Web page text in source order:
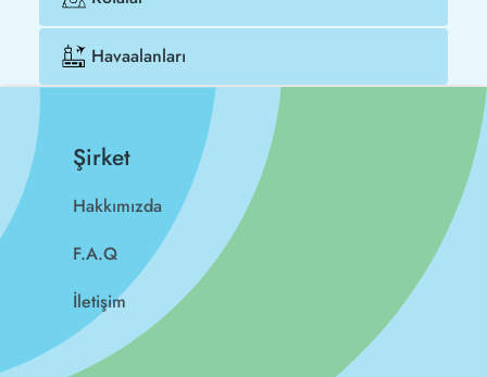
Havaalanları
Şirket
Hakkımızda
F.A.Q
İletişim